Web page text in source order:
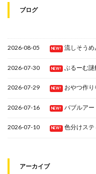
ブログ
2026-08-05 NEW! 流しそうめ
2026-07-30 NEW! ぶるーむ謎
2026-07-29 NEW! おやつ作り
2026-07-16 NEW! バブルア
2026-07-10 NEW! 色分けステ
アーカイブ